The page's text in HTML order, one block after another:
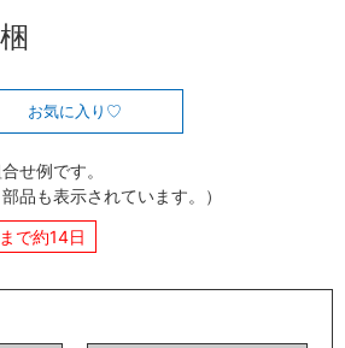
お気に入り
せ例です。
品も表示されています。）
で約14日